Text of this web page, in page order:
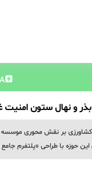
A
و نهال ستون
بر نقش محوری موسسه
این حوزه با طراحی «پلتفرم